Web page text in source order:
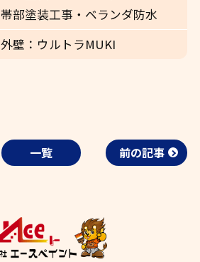
帯部塗装工事・ベランダ防水
外壁：ウルトラMUKI
一覧 前の記事